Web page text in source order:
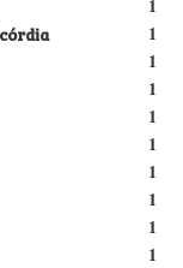
1
1
1
1
1
1
1
1
1
1